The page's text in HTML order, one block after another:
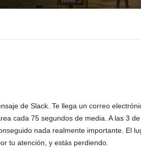
de Slack. Te llega un correo
cada 75 segundos de media. A las 3
nada realmente importante. El
tu atención, y estás perdiendo.